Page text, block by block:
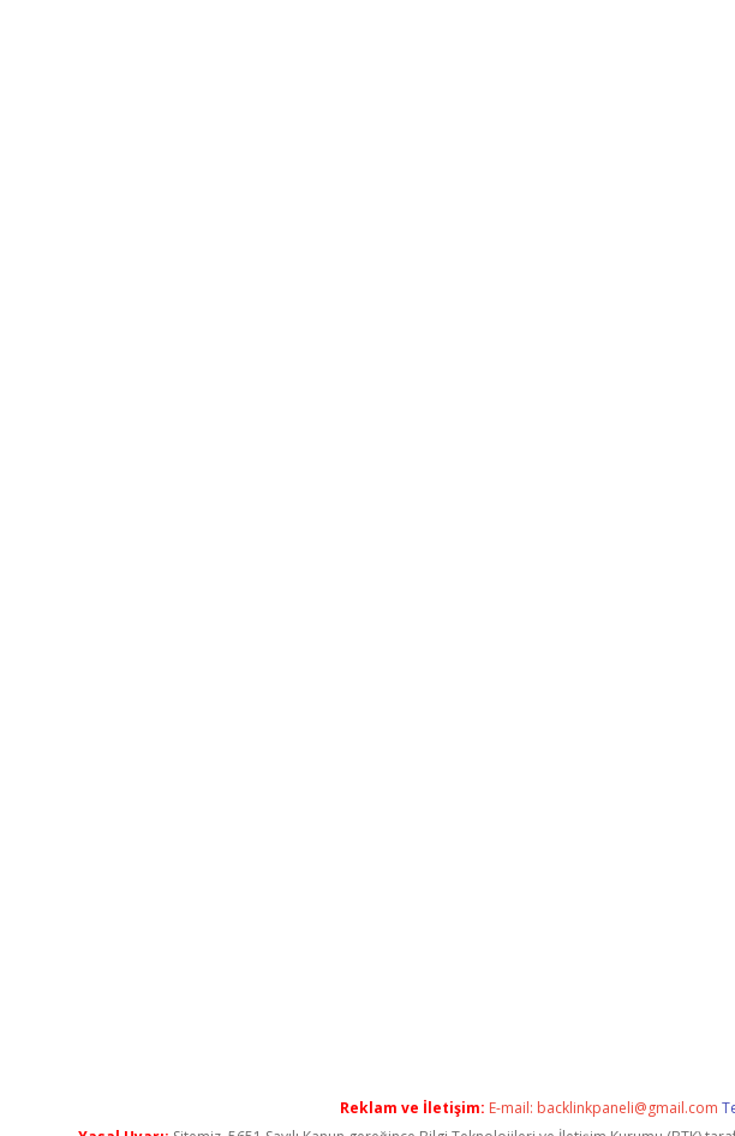
Reklam ve İletişim: E-mail: backlinkpaneli@gmail.com